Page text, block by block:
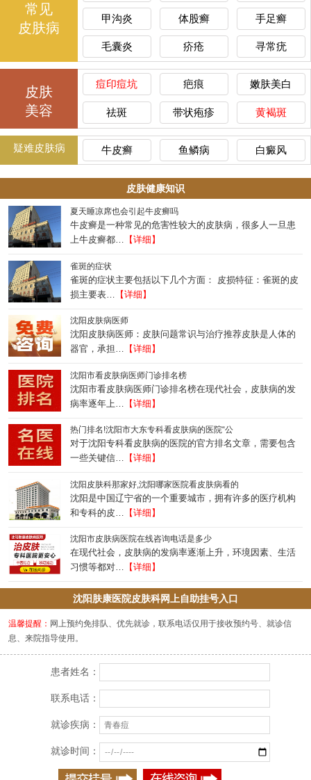
常见
皮肤病
甲沟炎 体股癣 手足癣
毛囊炎 疥疮 寻常疣
皮肤
美容
痘印痘坑 疤痕 嫩肤美白
祛斑 带状疱疹 黄褐斑
疑难皮肤病 牛皮癣 鱼鳞病 白癜风
皮肤健康知识
夏天睡凉席也会引起牛皮癣吗
牛皮癣是一种常见的危害性较大的皮肤病，很多人一旦患
上牛皮癣都… 【详细】
雀斑的症状
雀斑的症状主要包括以下几个方面： 皮损特征：雀斑的皮
损主要表…
【详细】
沈阳皮肤病医师
沈阳皮肤病医师：皮肤问题常识与治疗推荐皮肤是人体的
器官，承担… 【详细】
沈阳市看皮肤病医师门诊排名榜
沈阳市看皮肤病医师门诊排名榜在现代社会，皮肤病的发
病率逐年上…
【详细】
热门排名!沈阳市大东专科看皮肤病的医院“公
对于沈阳专科看皮肤病的医院的官方排名文章，需要包含
一些关键信… 【详细】
沈阳皮肤科那家好,沈阳哪家医院看皮肤病看的
沈阳是中国辽宁省的一个重要城市，拥有许多的医疗机构
和专科的皮…
【详细】
沈阳市皮肤病医院在线咨询电话是多少
在现代社会，皮肤病的发病率逐渐上升，环境因素、生活
习惯等都对… 【详细】
沈阳肤康医院皮肤科网上自助挂号入口
温馨提醒： 网上预约免排队、优先就诊，联系电话仅用于接收预约号、就诊信
息、来院指导使用。
患者姓名：
联系电话：
就诊疾病：
就诊时间：